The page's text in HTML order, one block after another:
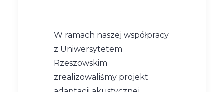
W ramach naszej współpracy
z Uniwersytetem
Rzeszowskim
zrealizowaliśmy projekt